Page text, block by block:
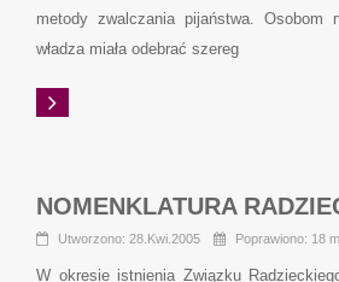
metody zwalczania pijaństwa. Osobom
władza miała odebrać szereg
NOMENKLATURA
Utworzono: 28.Kwi.2005 Poprawiono: 18
W okresie istnienia Związku